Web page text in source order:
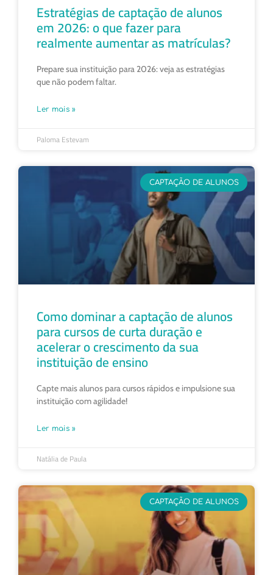
Estratégias de captação de alunos
em 2026: o que fazer para
realmente aumentar as matrículas?
Prepare sua instituição para 2026: veja as estratégias
que não podem faltar.
Ler mais »
Paloma Estevam
CAPTAÇÃO DE ALUNOS
Como dominar a captação de alunos
para cursos de curta duração e
acelerar o crescimento da sua
instituição de ensino
Capte mais alunos para cursos rápidos e impulsione sua
instituição com agilidade!
Ler mais »
Natália de Paula
CAPTAÇÃO DE ALUNOS